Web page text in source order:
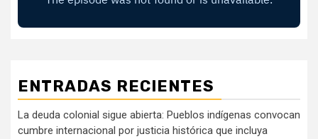
ENTRADAS RECIENTES
La deuda colonial sigue abierta: Pueblos indígenas convocan
cumbre internacional por justicia histórica que incluya